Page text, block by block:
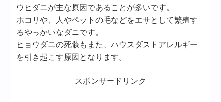
ウヒダニが主な原因であることが多いです。
ホコリや、人やペットの毛などをエサとして繁殖す
るやっかいなダニです。
ヒョウダニの死骸もまた、ハウスダストアレルギー
を引き起こす原因となります。
スポンサードリンク